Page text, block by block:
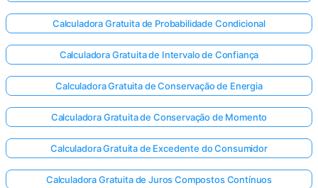
Calculadora Gratuita de Probabilidade Condicional
Calculadora Gratuita de Intervalo de Confiança
Calculadora Gratuita de Conservação de Energia
Calculadora Gratuita de Conservação de Momento
Calculadora Gratuita de Excedente do Consumidor
Calculadora Gratuita de Juros Compostos Contínuos